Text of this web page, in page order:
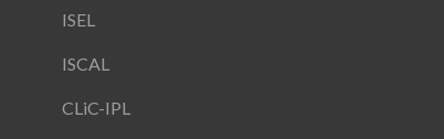
ISEL
ISCAL
CLiC-IPL